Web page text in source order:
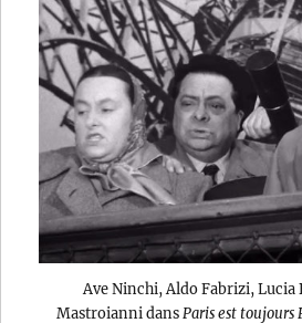
Ave Ninchi, Aldo Fabrizi, Lucia
Mastroianni dans Paris est toujours